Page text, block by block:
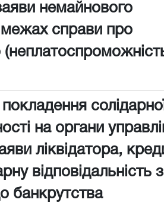
немайнового
справи про
на органи
ліквідатора,
відповідальність
банкрутства